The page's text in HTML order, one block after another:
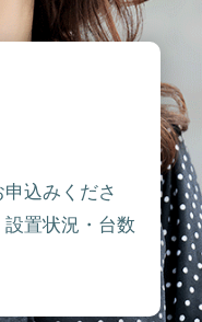
込みくださ
置状況・台数